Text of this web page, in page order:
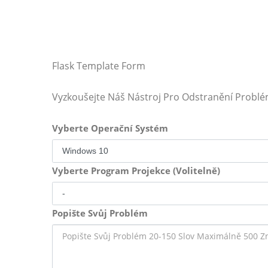
Flask Template Form
Vyzkoušejte Náš Nástroj Pro Odstranění
Vyberte Operační Systém
Vyberte Program Projekce (Volitelně)
Popište Svůj Problém